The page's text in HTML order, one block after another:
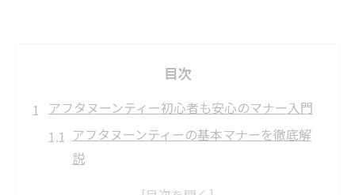
目次
アフタヌーンティー初心者も安心のマナー入門
アフタヌーンティーの基本マナーを徹底解
説
初心者が迷いがちな服装と所作のポイント